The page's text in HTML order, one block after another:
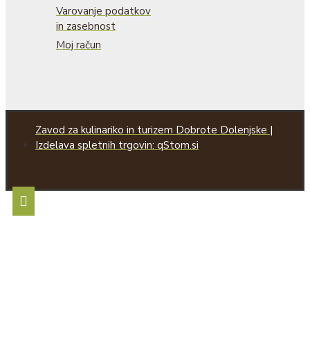
Varovanje podatkov
in zasebnost
Moj račun
Zavod za kulinariko in turizem Dobrote Dolenjske |
Izdelava spletnih trgovin: qStom.si